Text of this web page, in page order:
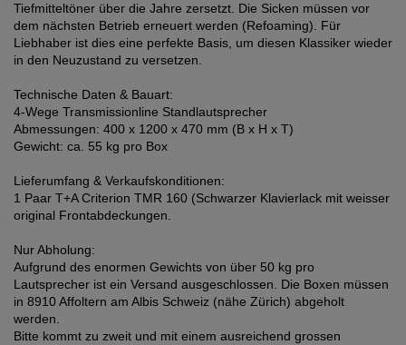
Tiefmitteltöner über die Jahre zersetzt. Die Sicken müssen vor
dem nächsten Betrieb erneuert werden (Refoaming). Für
Liebhaber ist dies eine perfekte Basis, um diesen Klassiker wieder
in den Neuzustand zu versetzen.
Technische Daten & Bauart:
4-Wege Transmissionline Standlautsprecher
Abmessungen: 400 x 1200 x 470 mm (B x H x T)
Gewicht: ca. 55 kg pro Box
Lieferumfang & Verkaufskonditionen:
1 Paar T+A Criterion TMR 160 (Schwarzer Klavierlack mit weisser
original Frontabdeckungen.
Nur Abholung:
Aufgrund des enormen Gewichts von über 50 kg pro
Lautsprecher ist ein Versand ausgeschlossen. Die Boxen müssen
in 8910 Affoltern am Albis Schweiz (nähe Zürich) abgeholt
werden.
Bitte kommt zu zweit und mit einem ausreichend grossen